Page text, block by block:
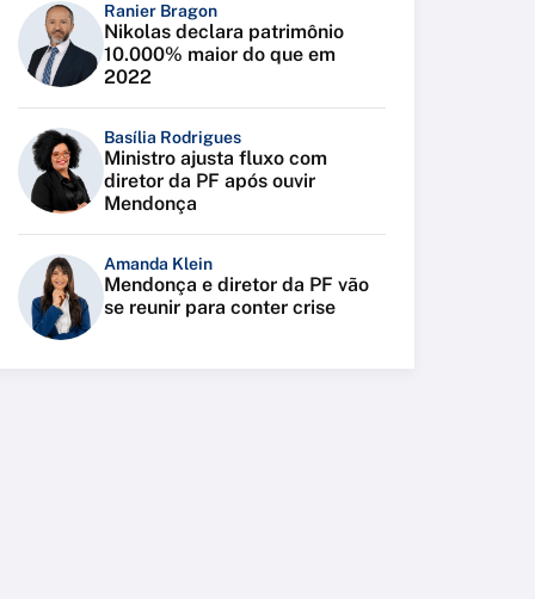
Ranier Bragon
Nikolas declara patrimônio
10.000% maior do que em
2022
Basília Rodrigues
Ministro ajusta fluxo com
diretor da PF após ouvir
Mendonça
Amanda Klein
Mendonça e diretor da PF vão
se reunir para conter crise